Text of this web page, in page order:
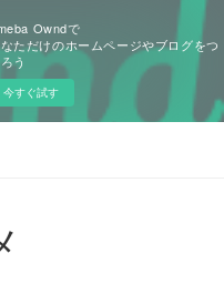
Owndで
ただけのホームページやブログをつ
う
今すぐ試す